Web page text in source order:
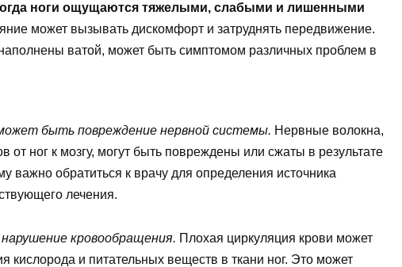
когда ноги ощущаются тяжелыми, слабыми и лишенными
может вызывать дискомфорт и затруднять передвижение.
ватой, может быть симптомом различных проблем в
быть повреждение нервной системы. Нервные волокна,
от ног к мозгу, могут быть повреждены или сжаты в результате
важно обратиться к врачу для определения источника
лечения.
кровообращения. Плохая циркуляция крови может
кислорода и питательных веществ в ткани ног. Это может